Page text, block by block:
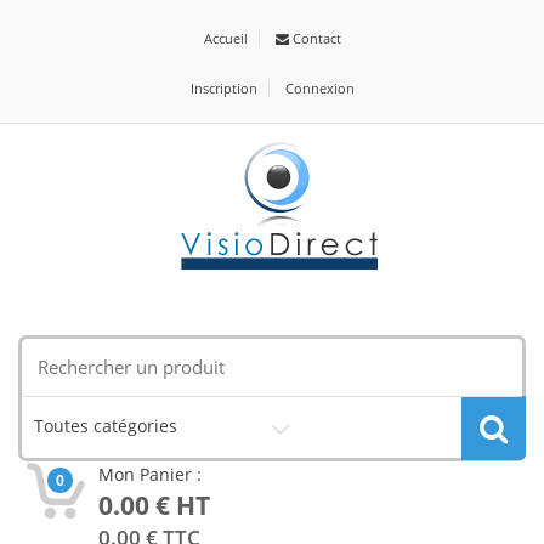
Accueil Contact
Inscription Connexion
Toutes catégories
0 Mon Panier :
0.00€ HT
0.00 € TTC